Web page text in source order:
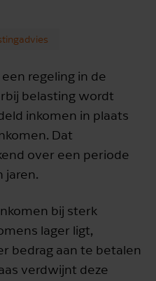
regeling in de
belasting wordt
inkomen in plaats
Dat
over een periode
jaren.
bij sterk
lager ligt,
bedrag aan te betalen
verdwijnt deze